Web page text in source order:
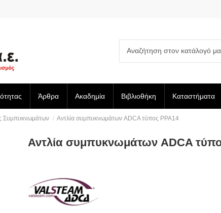
Άρθρα Ακαδημία Βιβλιοθήκη Καταστήματα
Συμπυκνωμάτων Αντλία συμπυκνωμάτων ADCA τύπος PPA14
Αντλία συμπυκνωμάτων ADCA